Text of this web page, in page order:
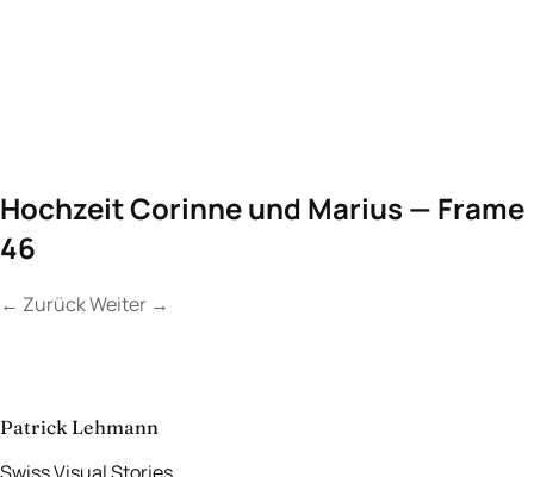
Hochzeit Corinne und Marius — Frame
46
← ZurückWeiter →
aufnehmen→
Patrick Lehmann